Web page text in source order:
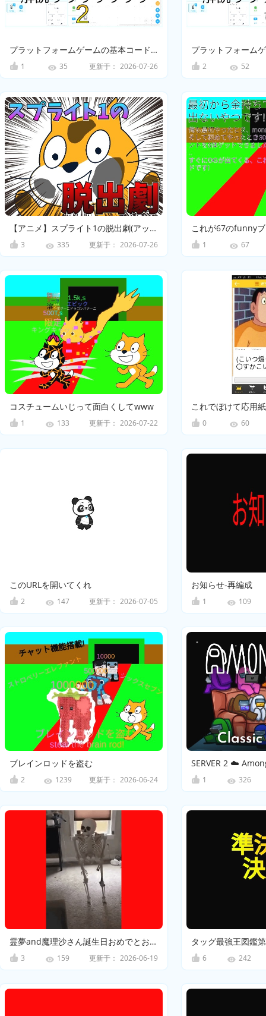
プラットフォームゲームの基本コード解説2
1 35 更新于： 2026-07-26 2 52
【アニメ】スプライト1の脱出劇(アップグレードしました)
3 335 更新于： 2026-07-26 1 67
コスチュームいじって面白くしてwww
1 133 更新于： 2026-07-22 0 60
このURLを開いてくれ
2 147 更新于： 2026-07-05
お知らせ-再編成
1 109
ブレインロッドを盗む
2 1239 更新于： 2026-06-24 1 326
霊夢and魔理沙さん誕生日おめでとおおおおおおおおおおおおおおおおおおおおおおおおおおおおおおお
3 159 更新于： 2026-06-19
タッグ最強王図鑑
6 242